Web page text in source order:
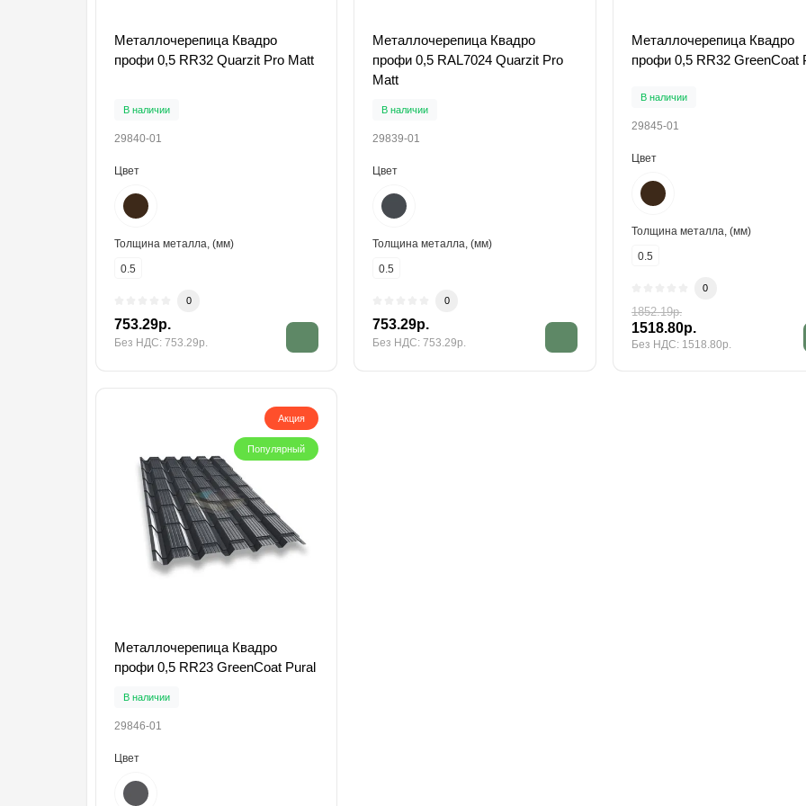
Металлочерепица Квадро
профи 0,5 RR32 Quarzit Pro Matt
В наличии
29840-01
Цвет
Толщина металла, (мм)
0.5
0
753.29р.
Без НДС: 753.29р.
Металлочерепица Квадро
профи 0,5 RAL7024 Quarzit Pro
Matt
В наличии
29839-01
Цвет
Толщина металла, (мм)
0.5
0
753.29р.
Без НДС: 753.29р.
Металлочерепица Квадро
профи 0,5 RR32 GreenCoat
В наличии
29845-01
Цвет
Толщина металла, (мм)
0.5
0
1852.19р.
1518.80р.
Без НДС: 1518.80р.
Акция
Популярный
Металлочерепица Квадро
профи 0,5 RR23 GreenCoat Pural
В наличии
29846-01
Цвет